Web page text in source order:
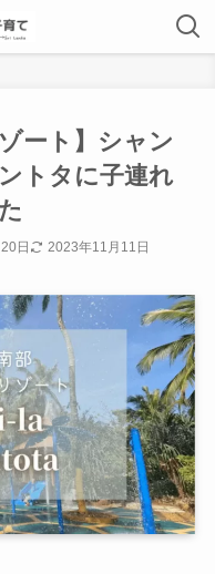
ート】シャン
トタに子連れ
日 2023年11月11日